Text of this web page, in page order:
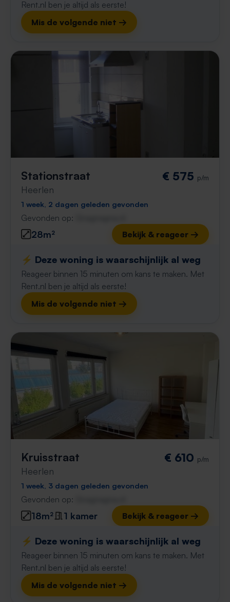
Rent.nl ben je altijd als eerste!
Mis de volgende niet →
Stationstraat
Heerlen
€ 575 p/m
1 week, 2 dagen geleden gevonden
Gevonden op:
28m² Bekijk & reageer →
⚡️ Deze woning is waarschijnlijk al weg
Reageer binnen 15 minuten om kans te maken. Met
Rent.nl ben je altijd als eerste!
Mis de volgende niet →
Kruisstraat
Heerlen
€ 610 p/m
1 week, 3 dagen geleden gevonden
Gevonden op:
18m² 1 kamer Bekijk & reageer →
⚡️ Deze woning is waarschijnlijk al weg
Reageer binnen 15 minuten om kans te maken. Met
Rent.nl ben je altijd als eerste!
Mis de volgende niet →